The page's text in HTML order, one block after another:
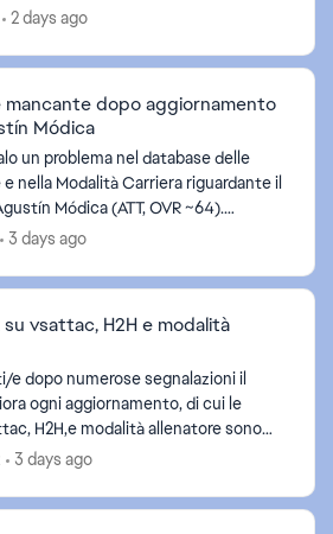
questo account da tutte le
2 days ago
dopo aggiornamento
Módica
nella Modalità Carriera riguardante il
Módica (ATT, OVR ~64).
ripristinando
3 days ago
vsattac, H2H e modalità
e dopo numerose segnalazioni il
ogni aggiornamento, di cui le
H2H,e modalità allenatore sono
da fare su 5 fatte 4 sono
3 days ago